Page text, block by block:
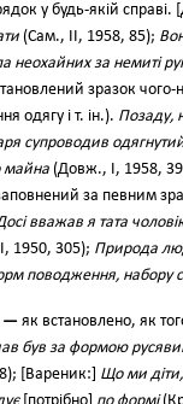
у будь-якій
(Сам., II, 1958, 85);
за немиті
зразок
одягу і т. ін.). Позаду,
супроводив
майна (Довж., І, 1958,
за певним
вважав я тата
1950, 305); Природа
поводження, набору
—як встановлено, як
був за формою
[Вареник:] Що ми